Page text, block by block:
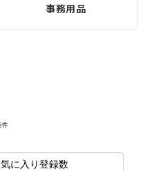
事務用品
件
に入り登録数